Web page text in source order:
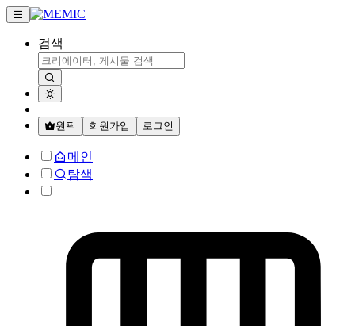
검색
원픽 회원가입 로그인
메인
탐색